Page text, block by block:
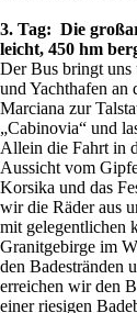
3. Tag: Die
leicht, 450 hm
Der Bus bringt uns
und Yachthafen an
Marciana zur
„Cabinovia“ und
Allein die Fahrt in
Aussicht vom
Korsika und das
wir die Räder aus
mit gelegentlichen
Granitgebirge im
den Badestränden
erreichen wir den
einer riesigen